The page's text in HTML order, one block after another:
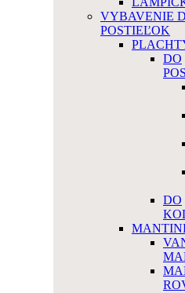
VYBAVENIE
POSTIEĽOK
DO
DO